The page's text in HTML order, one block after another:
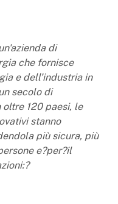
di
che fornisce
e dell’industria in
secolo di
oltre 120 paesi, le
stanno
più sicura, più
e?per?il